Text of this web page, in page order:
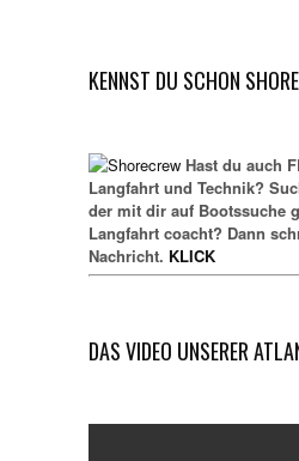
KENNST DU SCHON
Hast du auch
Langfahrt und Technik?
der mit dir auf Bootssuche
Langfahrt coacht? Dann
Nachricht. KLICK
DAS VIDEO UNSERER